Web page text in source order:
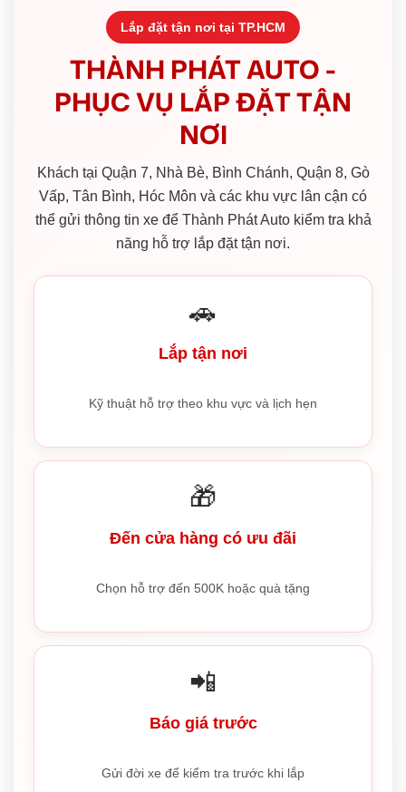
Lắp đặt tận nơi tại TP.HCM
THÀNH PHÁT AUTO -
PHỤC VỤ LẮP ĐẶT TẬN
NƠI
Khách tại Quận 7, Nhà Bè, Bình Chánh, Quận 8, Gò
Vấp, Tân Bình, Hóc Môn và các khu vực lân cận có
thể gửi thông tin xe để Thành Phát Auto kiểm tra khả
năng hỗ trợ lắp đặt tận nơi.
🚗
Lắp tận nơi
Kỹ thuật hỗ trợ theo khu vực và lịch hẹn
🎁
Đến cửa hàng có ưu đãi
Chọn hỗ trợ đến 500K hoặc quà tặng
📲
Báo giá trước
Gửi đời xe để kiểm tra trước khi lắp